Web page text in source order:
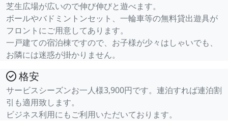
芝生広場が広いので伸び伸びと遊べます。
ボールやバドミントンセット、一輪車等の無料貸出遊具が
フロントにご用意してあります。
一戸建ての宿泊棟ですので、お子様が少々はしゃいでも、
お隣には迷惑が掛かりません。
格安
サービスシーズンお一人様3,900円です。連泊すれば連泊割
引も適用致します。
ビジネス利用にもご利用いただいております。